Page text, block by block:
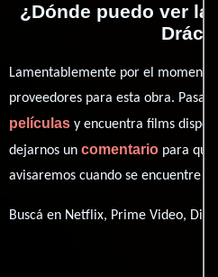
¿Dónde puedo ver la
Lamentablemente por el momento
proveedores para esta obra. Pasa
películas y encuentra films
dejarnos un comentario para que
avisaremos cuando se encuentre
Buscá en Netflix, Prime Video,